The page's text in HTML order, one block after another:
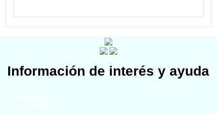
Información de interés y ayuda